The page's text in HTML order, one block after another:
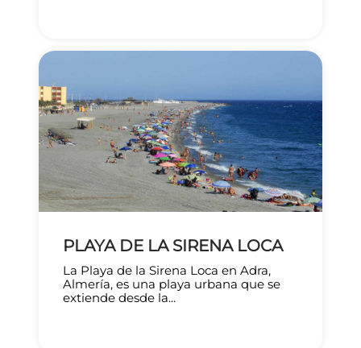
PLAYA DE LA SIRENA LOCA
La Playa de la Sirena Loca en Adra,
Almería, es una playa urbana que se
extiende desde la...